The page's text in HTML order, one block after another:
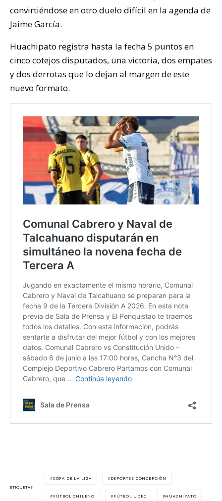
convirtiéndose en otro duelo difícil en la agenda de
Jaime García.
Huachipato registra hasta la fecha 5 puntos en
cinco cotejos disputados, una victoria, dos empates
y dos derrotas que lo dejan al margen de este
nuevo formato.
ETIQUETAS
COPA DE LA LIGA DEPORTES CONCEPCIÓN
FÚTBOL CHILENO FÚTBOL UDEC HUACHIPATO